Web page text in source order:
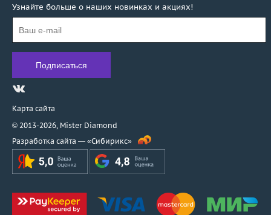
Узнайте больше о наших новинках и акциях!
Карта сайта
© 2013-2026, Mister Diamond
Разработка сайта — «Сибирикс»